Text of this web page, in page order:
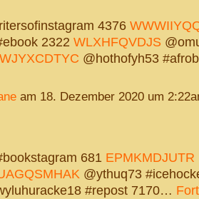
4376
2322 WLXHFQVDJS
@hothofyh53
am 18. Dezember 2020 um
681 EPMKMDJUTR
@ythuq73
#repost 7170…